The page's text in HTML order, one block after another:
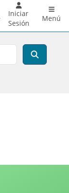
Iniciar
Sesión
Menú
a la